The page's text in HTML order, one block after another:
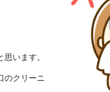
います。
のクリーニ